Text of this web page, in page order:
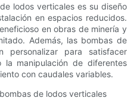
lodos verticales es su diseño
en espacios reducidos.
en obras de minería y
Además, las bombas de
personalizar para satisfacer
la manipulación de diferentes
con caudales variables.
de lodos verticales